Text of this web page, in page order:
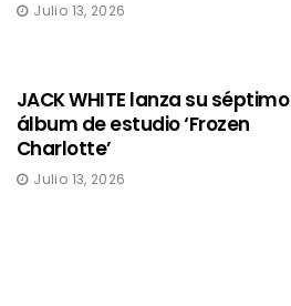
Julio 13, 2026
JACK WHITE lanza su séptimo
álbum de estudio ‘Frozen
Charlotte’
Julio 13, 2026